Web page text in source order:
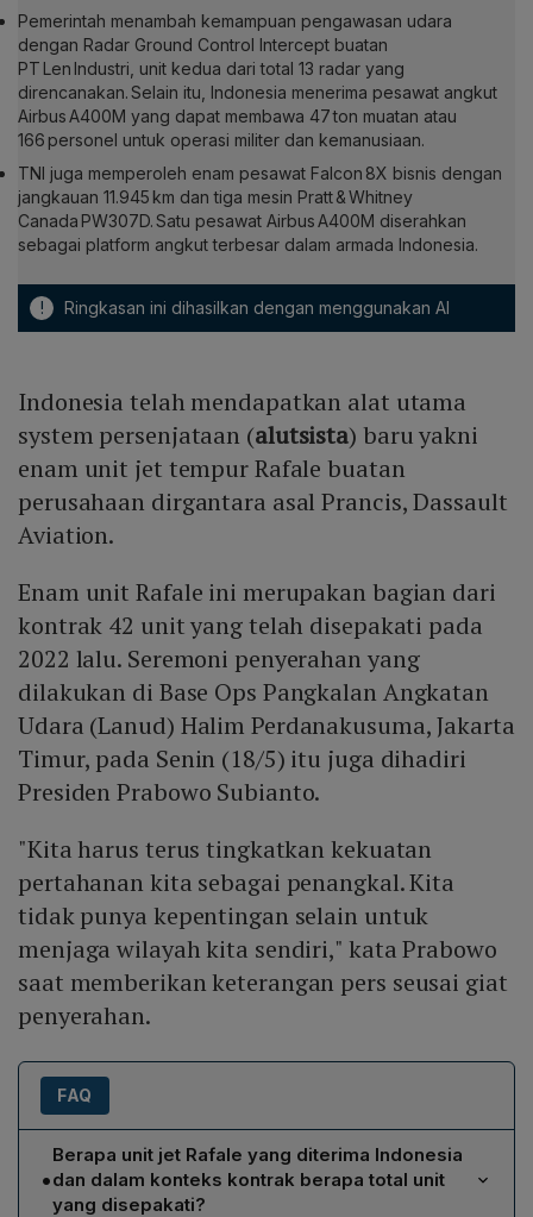
Pemerintah menambah kemampuan pengawasan udara
dengan Radar Ground Control Intercept buatan
PT Len Industri, unit kedua dari total 13 radar yang
direncanakan. Selain itu, Indonesia menerima pesawat angkut
Airbus A400M yang dapat membawa 47 ton muatan atau
166 personel untuk operasi militer dan kemanusiaan.
TNI juga memperoleh enam pesawat Falcon 8X bisnis dengan
jangkauan 11.945 km dan tiga mesin Pratt & Whitney
Canada PW307D. Satu pesawat Airbus A400M diserahkan
sebagai platform angkut terbesar dalam armada Indonesia.
! Ringkasan ini dihasilkan dengan menggunakan AI
Indonesia telah mendapatkan alat utama
system persenjataan (alutsista) baru yakni
enam unit jet tempur Rafale buatan
perusahaan dirgantara asal Prancis, Dassault
Aviation.
Enam unit Rafale ini merupakan bagian dari
kontrak 42 unit yang telah disepakati pada
2022 lalu. Seremoni penyerahan yang
dilakukan di Base Ops Pangkalan Angkatan
Udara (Lanud) Halim Perdanakusuma, Jakarta
Timur, pada Senin (18/5) itu juga dihadiri
Presiden Prabowo Subianto.
"Kita harus terus tingkatkan kekuatan
pertahanan kita sebagai penangkal. Kita
tidak punya kepentingan selain untuk
menjaga wilayah kita sendiri," kata Prabowo
saat memberikan keterangan pers seusai giat
penyerahan.
FAQ
•
Berapa unit jet Rafale yang diterima Indonesia
dan dalam konteks kontrak berapa total unit
yang disepakati?